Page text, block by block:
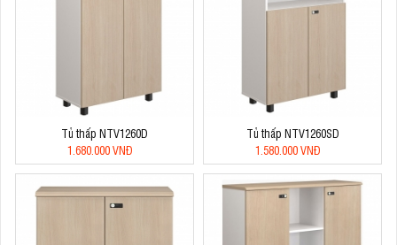
Tủ thấp NTV1260D
1.680.000 VNĐ
Tủ thấp NTV1260SD
1.580.000 VNĐ